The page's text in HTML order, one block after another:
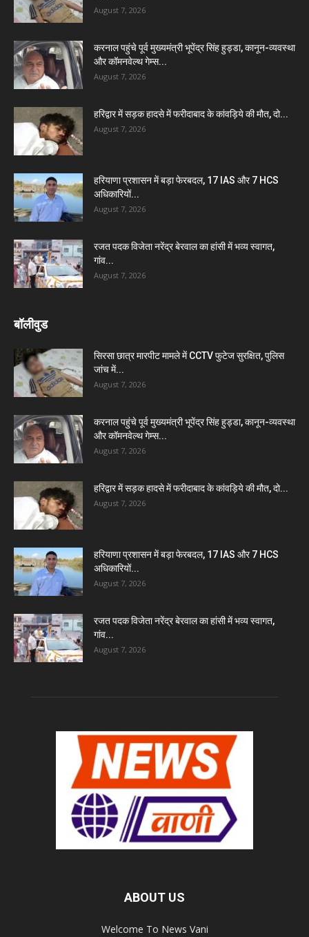
August 7, 2026
करनाल पहुंचे पूर्व मुख्यमंत्री भूपेंद्र सिंह हुड्डा, कानून-व्यवस्था
और कॉमनवेल्थ गेम्स...
August 7, 2026
हरिद्वार में सड़क हादसे में फरीदाबाद के कांवड़िये की मौत, दो...
August 7, 2026
हरियाणा प्रशासन में बड़ा फेरबदल, 17 IAS और 7 HCS
अधिकारियों...
August 7, 2026
रजत पदक विजेता नरेंद्र बेरवाल का हांसी में भव्य स्वागत,
गांव...
August 7, 2026
बॉलीवुड
सिरसा छात्र मारपीट मामले में CCTV फुटेज सुरक्षित, पुलिस
जांच में...
August 7, 2026
करनाल पहुंचे पूर्व मुख्यमंत्री भूपेंद्र सिंह हुड्डा, कानून-व्यवस्था
और कॉमनवेल्थ गेम्स...
August 7, 2026
हरिद्वार में सड़क हादसे में फरीदाबाद के कांवड़िये की मौत, दो...
August 7, 2026
हरियाणा प्रशासन में बड़ा फेरबदल, 17 IAS और 7 HCS
अधिकारियों...
August 7, 2026
रजत पदक विजेता नरेंद्र बेरवाल का हांसी में भव्य स्वागत,
गांव...
August 7, 2026
ABOUT US
Welcome To News Vani